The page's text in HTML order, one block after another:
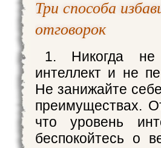
Три способа
отговорок
1. Никогда не
интеллект и не
Не занижайте
преимуществах.
что уровень
беспокойтесь о